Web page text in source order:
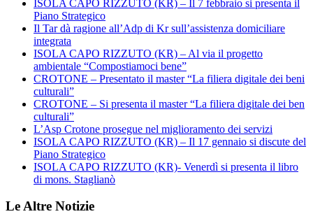
ISOLA CAPO RIZZUTO (KR) – Il 7 febbraio si presenta il
Piano Strategico
Il Tar dà ragione all’Adp di Kr sull’assistenza domiciliare
integrata
ISOLA CAPO RIZZUTO (KR) – Al via il progetto
ambientale “Compostiamoci bene”
CROTONE – Presentato il master “La filiera digitale dei beni
culturali”
CROTONE – Si presenta il master “La filiera digitale dei ben
culturali”
L’Asp Crotone prosegue nel miglioramento dei servizi
ISOLA CAPO RIZZUTO (KR) – Il 17 gennaio si discute del
Piano Strategico
ISOLA CAPO RIZZUTO (KR)- Venerdì si presenta il libro
di mons. Staglianò
Le Altre Notizie